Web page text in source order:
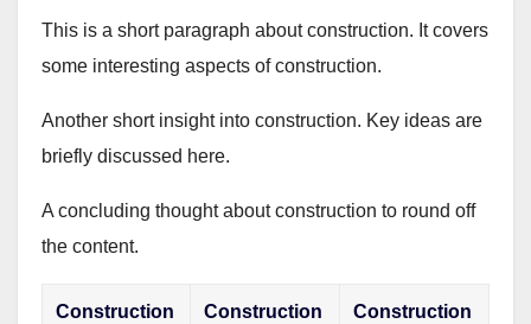
This is a short paragraph about construction. It covers
some interesting aspects of construction.
Another short insight into construction. Key ideas are
briefly discussed here.
A concluding thought about construction to round off
the content.
Construction
Construction
Construction